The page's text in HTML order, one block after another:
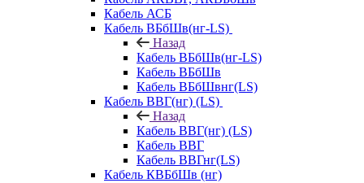
Кабель АСБ
Кабель ВБбШв(нг-LS)
Назад
Кабель ВБбШв(нг-LS)
Кабель ВБбШв
Кабель ВБбШвнг(LS)
Кабель ВВГ(нг) (LS)
Назад
Кабель ВВГ(нг) (LS)
Кабель ВВГ
Кабель ВВГнг(LS)
Кабель КВБбШв (нг)